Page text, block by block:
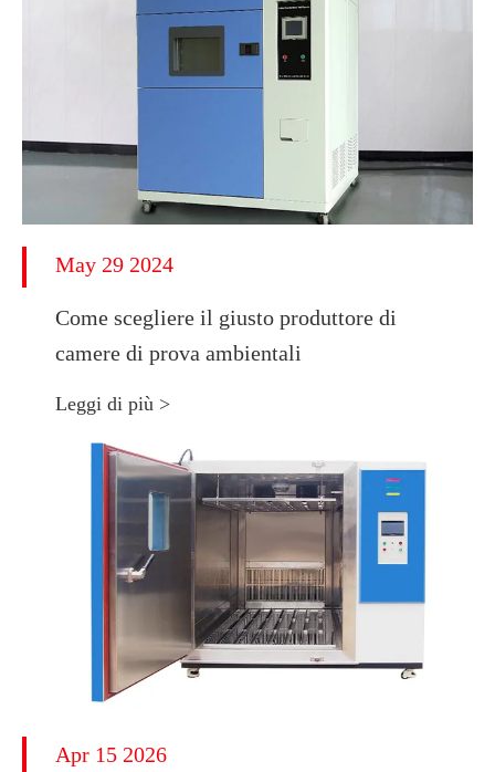
May 29 2024
Come scegliere il giusto produttore di
camere di prova ambientali
Leggi di più >
Apr 15 2026